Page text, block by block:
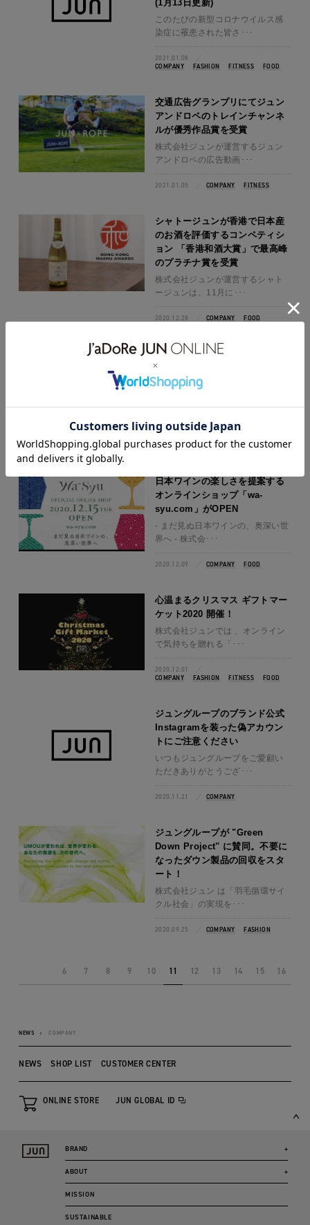
(1月13日更新)
このたびの新型コロナウイルス感
染症に罹患された皆さ･･･
2021.01.08
COMPANY
FASHION FITNESS FOOD
交通広告グランプリにてジュン
アンドロペのトレインチャンネ
ルが優秀作品賞を受賞
株式会社ジュンが運営するジュン
アンドロペの広告動画･･･
2021.01.05 COMPANY FITNESS
シャトージュンが香港で日本産
のお酒を評価するコンペティシ
ョン 「香港和酒大賞」で最高峰
のプラチナ賞を受賞
株式会社ジュンが運営するシャト
ージュンは、11月に･･･
2020.12.28 COMPANY FOOD
"JUN 2021 春晴れ" グループ初
のオンラインツアー形式での展
示会を同時開催
COMPANY
FASHION FITNESS FOOD
日本ワインの楽しさを提案する
オンラインショップ「wa-
syu.com」がOPEN
- まだ見ぬ日本ワインの、奥深い世
界へ - 株式会･･･
2020.12.09 COMPANY FOOD
心温まるクリスマス ギフトマー
ケット2020 開催！
株式会社ジュンでは 、オンライン
で気持ちを贈れる「･･･
2020.12.01
COMPANY
FASHION FITNESS FOOD
ジュングループのブランド公式
Instagramを装った偽アカウン
トにご注意ください
いつもジュングループをご愛顧い
ただきありがとうござ･･･
2020.11.21 COMPANY
ジュングループが "Green
Down Project" に賛同。不要に
なったダウン製品の回収をスタ
ート！
株式会社ジュン は「羽毛循環サイ
クル社会」の実現を･･･
2020.09.25 COMPANY FASHION
6 7 8 9 10 11 12 13 14 15 16
NEWS COMPANY
NEWS SHOP LIST CUSTOMER CENTER
JUN GLOBAL ID
ONLINE STORE
BRAND
ABOUT
MISSION
SUSTAINABLE